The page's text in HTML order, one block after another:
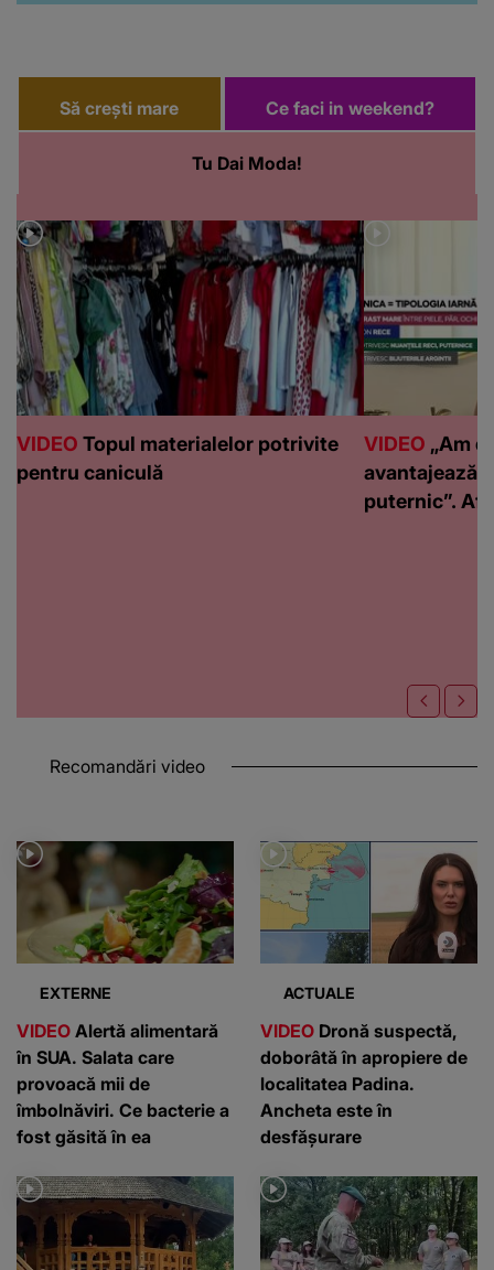
Să crești mare
Tu Dai Moda!
Ce faci in weekend?
VIDEO Topul materialelor potrivite
pentru caniculă
VIDEO „Am
avantajează
puternic”.
Recomandări video
EXTERNE
VIDEO Alertă alimentară
în SUA. Salata care
provoacă mii de
îmbolnăviri. Ce bacterie a
fost găsită în ea
ACTUALE
VIDEO Dronă suspectă,
doborâtă în apropiere de
localitatea Padina.
Ancheta este în
desfășurare